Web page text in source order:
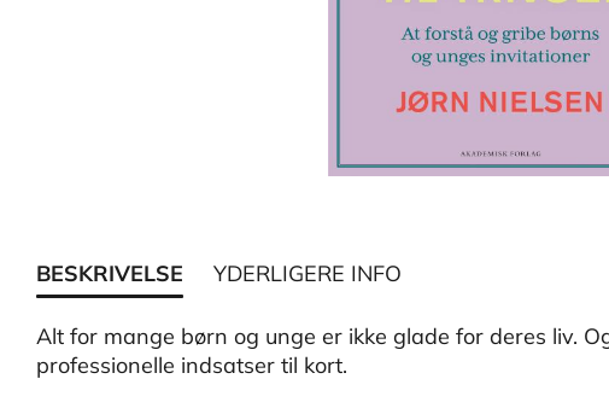
BESKRIVELSE YDERLIGERE INFO
Alt for mange børn og unge er ikke glade for deres liv.
professionelle indsatser til kort.